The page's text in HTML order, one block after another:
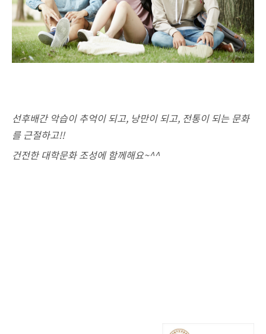
선후배간 악습이 추억이 되고, 낭만이 되고, 전통이 되는 문화
를 근절하고!!
건전한 대학문화 조성에 함께해요~^^